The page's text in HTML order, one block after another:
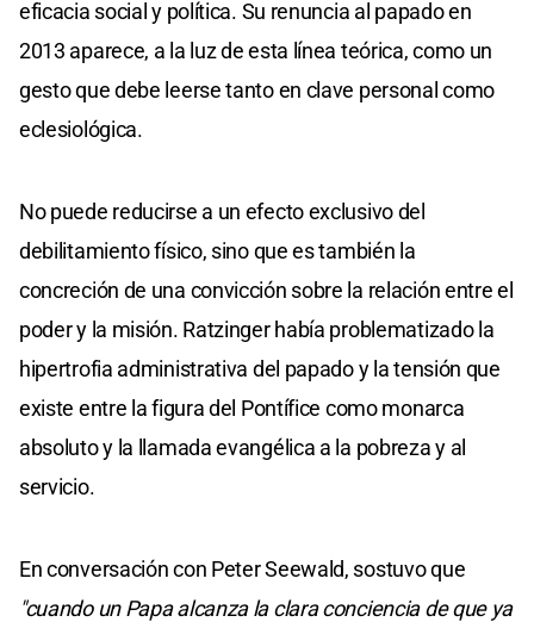
eficacia social y política. Su renuncia al papado en
2013 aparece, a la luz de esta línea teórica, como un
gesto que debe leerse tanto en clave personal como
eclesiológica.
No puede reducirse a un efecto exclusivo del
debilitamiento físico, sino que es también la
concreción de una convicción sobre la relación entre el
poder y la misión. Ratzinger había problematizado la
hipertrofia administrativa del papado y la tensión que
existe entre la figura del Pontífice como monarca
absoluto y la llamada evangélica a la pobreza y al
servicio.
En conversación con Peter Seewald, sostuvo que
"cuando un Papa alcanza la clara conciencia de que ya